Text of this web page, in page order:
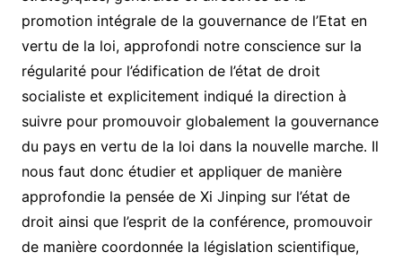
promotion intégrale de la gouvernance de l’Etat en
vertu de la loi, approfondi notre conscience sur la
régularité pour l’édification de l’état de droit
socialiste et explicitement indiqué la direction à
suivre pour promouvoir globalement la gouvernance
du pays en vertu de la loi dans la nouvelle marche. Il
nous faut donc étudier et appliquer de manière
approfondie la pensée de Xi Jinping sur l’état de
droit ainsi que l’esprit de la conférence, promouvoir
de manière coordonnée la législation scientifique,